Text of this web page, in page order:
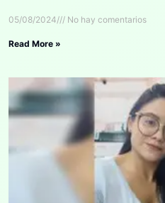
05/08/2024 No hay comentarios
Read More »